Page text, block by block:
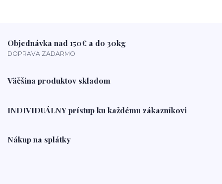
Objednávka nad 150€ a do 30kg
DOPRAVA ZADARMO
Väčšina produktov skladom
INDIVIDUÁLNY prístup ku každému zákazníkovi
Nákup na splátky